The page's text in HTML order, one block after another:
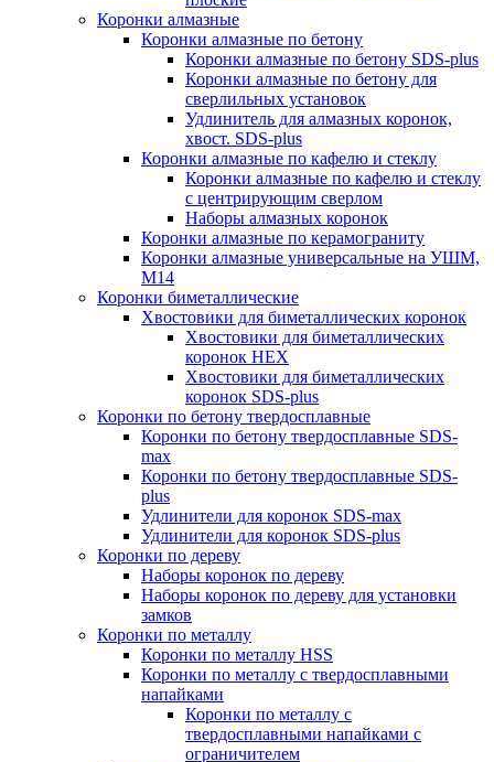
Коронки алмазные
Коронки алмазные по бетону
Коронки алмазные по бетону SDS-plus
Коронки алмазные по бетону для
сверлильных установок
Удлинитель для алмазных коронок,
хвост. SDS-plus
Коронки алмазные по кафелю и стеклу
Коронки алмазные по кафелю и стеклу
c центрирующим сверлом
Наборы алмазных коронок
Коронки алмазные по керамограниту
Коронки алмазные универсальные на УШМ,
М14
Коронки биметаллические
Хвостовики для биметаллических коронок
Хвостовики для биметаллических
коронок HEX
Хвостовики для биметаллических
коронок SDS-plus
Коронки по бетону твердосплавные
Коронки по бетону твердосплавные SDS-
max
Коронки по бетону твердосплавные SDS-
plus
Удлинители для коронок SDS-max
Удлинители для коронок SDS-plus
Коронки по дереву
Наборы коронок по дереву
Наборы коронок по дереву для установки
замков
Коронки по металлу
Коронки по металлу HSS
Коронки по металлу с твердосплавными
напайками
Коронки по металлу с
твердосплавными напайками c
ограничителем